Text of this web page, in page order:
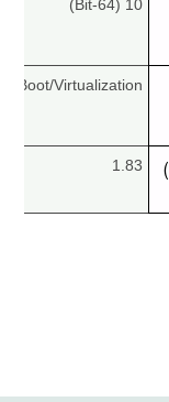
10 (64-Bit)
Boot/Virtualization
1.83